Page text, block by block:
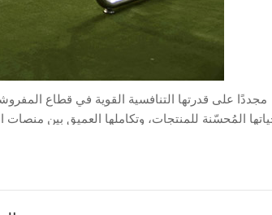
المُحسّنة للمنتجات، وتكاملها العميق بين